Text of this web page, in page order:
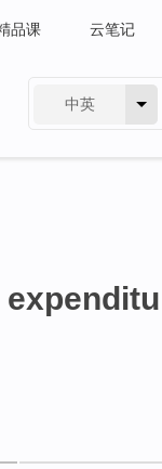
品课 云笔记
中英